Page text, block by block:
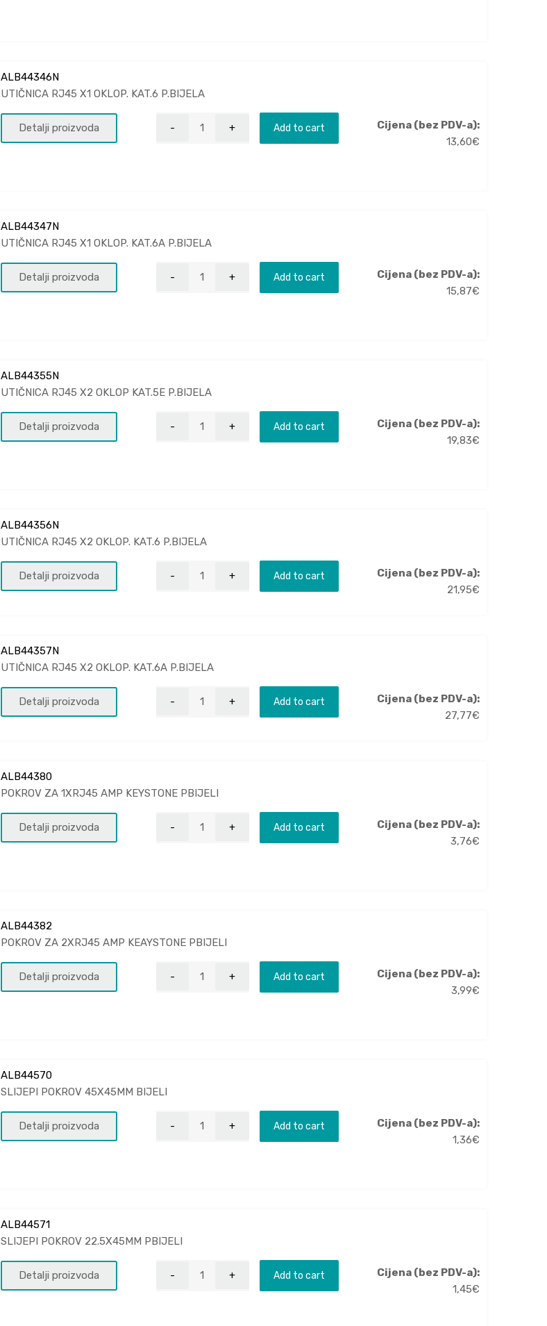
ALB44346N
UTIČNICA RJ45 X1 OKLOP. KAT.6 P.BIJELA
Detalji proizvoda Add to cart
Cijena (bez PDV-a):
13,60€
ALB44347N
UTIČNICA RJ45 X1 OKLOP. KAT.6A P.BIJELA
Detalji proizvoda Add to cart
Cijena (bez PDV-a):
15,87€
ALB44355N
UTIČNICA RJ45 X2 OKLOP KAT.5E P.BIJELA
Detalji proizvoda Add to cart
Cijena (bez PDV-a):
19,83€
ALB44356N
UTIČNICA RJ45 X2 OKLOP. KAT.6 P.BIJELA
Detalji proizvoda Add to cart
Cijena (bez PDV-a):
21,95€
ALB44357N
UTIČNICA RJ45 X2 OKLOP. KAT.6A P.BIJELA
Detalji proizvoda Add to cart
Cijena (bez PDV-a):
27,77€
ALB44380
POKROV ZA 1XRJ45 AMP KEYSTONE PBIJELI
Detalji proizvoda Add to cart
Cijena (bez PDV-a):
3,76€
ALB44382
POKROV ZA 2XRJ45 AMP KEAYSTONE PBIJELI
Detalji proizvoda Add to cart
Cijena (bez PDV-a):
3,99€
ALB44570
SLIJEPI POKROV 45X45MM BIJELI
Detalji proizvoda Add to cart
Cijena (bez PDV-a):
1,36€
ALB44571
SLIJEPI POKROV 22.5X45MM PBIJELI
Detalji proizvoda Add to cart
Cijena (bez PDV-a):
1,45€